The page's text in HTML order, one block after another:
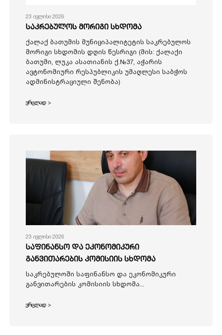
23 ივლისი 2026
საკრებულოს მორიგი სხდომა
ქალაქ ბათუმის მუნიციპალიტეტის საკრებულოს
მორიგი სხდომის დღის წესრიგი (მის: ქალაქი
ბათუმი, ლუკა ასათიანის ქ.№37, აჭარის
ავტონომიური რესპუბლიკის უმაღლესი საბჭოს
ადმინისტრაციული შენობა)
ვრცლად >
23 ივლისი 2026
საფინანსო და ეკონომიკური
განვითარების კომისიის სხდომა
საკრებულოში საფინანსო და ეკონომიკური
განვითარების კომისიის სხდომა...
ვრცლად >